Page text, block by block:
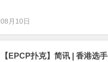
08月10日
【EPCP扑克】简讯 | 香港选